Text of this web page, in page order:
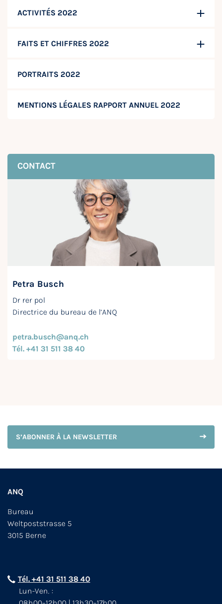
ACTIVITÉS 2022
FAITS ET CHIFFRES 2022
PORTRAITS 2022
MENTIONS LÉGALES RAPPORT ANNUEL 2022
CONTACT
Petra Busch
Dr rer pol
Directrice du bureau de l’ANQ
petra.busch@anq.ch
Tél. +41 31 511 38 40
S’ABONNER À LA NEWSLETTER
ANQ
Bureau
Weltpoststrasse 5
3015 Berne
Tél. +41 31 511 38 40
Lun-Ven. :